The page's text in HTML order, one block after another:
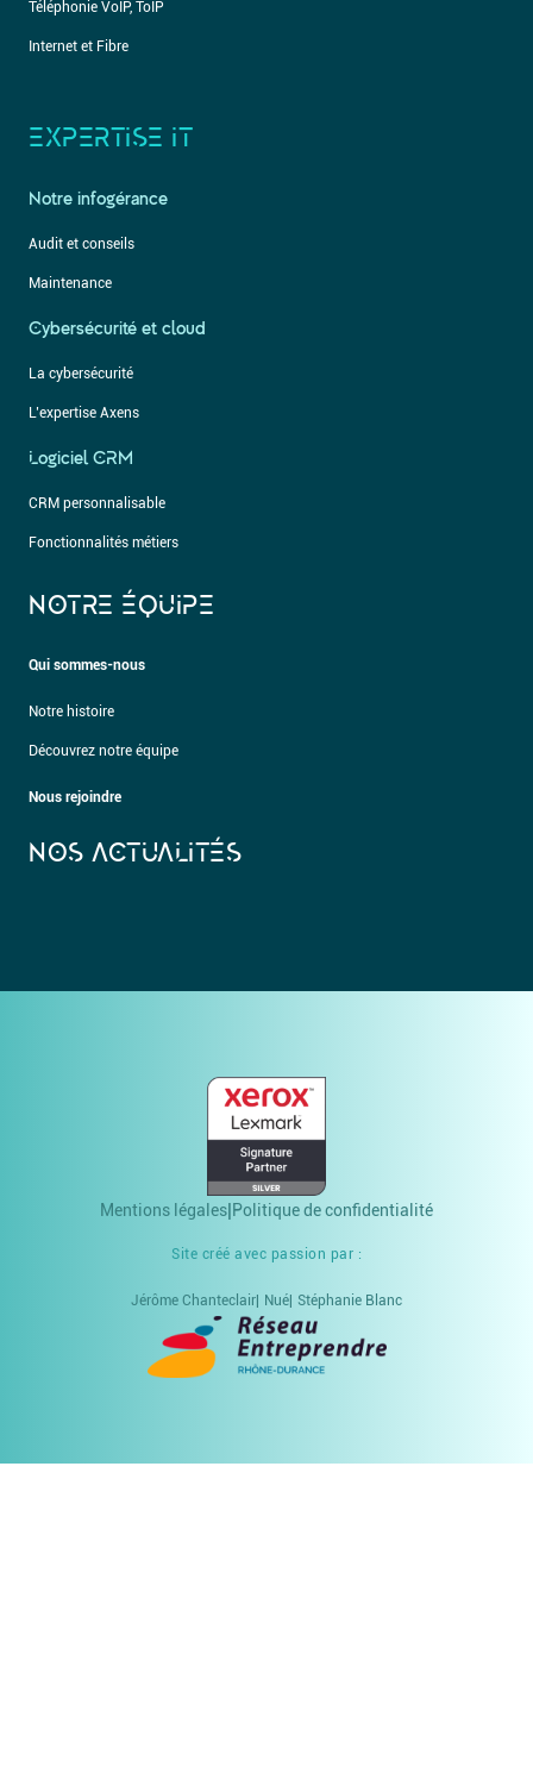
Téléphonie VoIP, ToIP
Internet et Fibre
EXPERTISE IT
Notre infogérance
Audit et conseils
Maintenance
Cybersécurité et cloud
La cybersécurité
L’expertise Axens
Logiciel CRM
CRM personnalisable
Fonctionnalités métiers
NOTRE ÉQUIPE
Qui sommes-nous
Notre histoire
Découvrez notre équipe
Nous rejoindre
NOS ACTUALITÉS
Mentions légales Politique de confidentialité
Site créé avec passion par :
Jérôme Chanteclair Nué Stéphanie Blanc